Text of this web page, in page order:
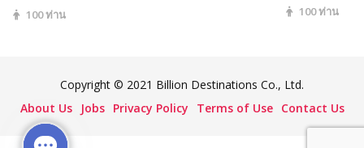
100 ท่าน
100 ท่าน
Copyright © 2021 Billion Destinations Co., Ltd.
About Us
Jobs Privacy Policy Terms of Use Contact Us